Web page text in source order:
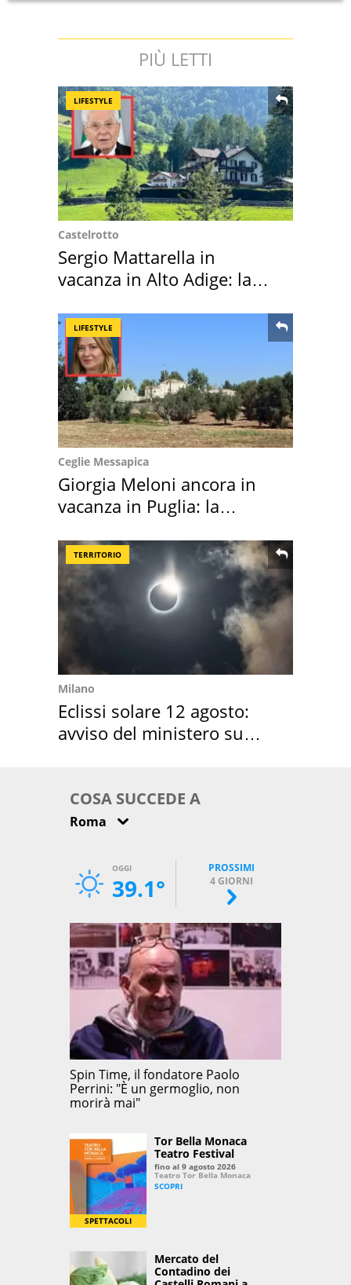
PIÙ LETTI
LIFESTYLE
Castelrotto
Sergio Mattarella in
vacanza in Alto Adige: la
LIFESTYLE
Ceglie Messapica
Giorgia Meloni ancora in
vacanza in Puglia: la
TERRITORIO
Milano
Eclissi solare 12 agosto:
avviso del ministero su